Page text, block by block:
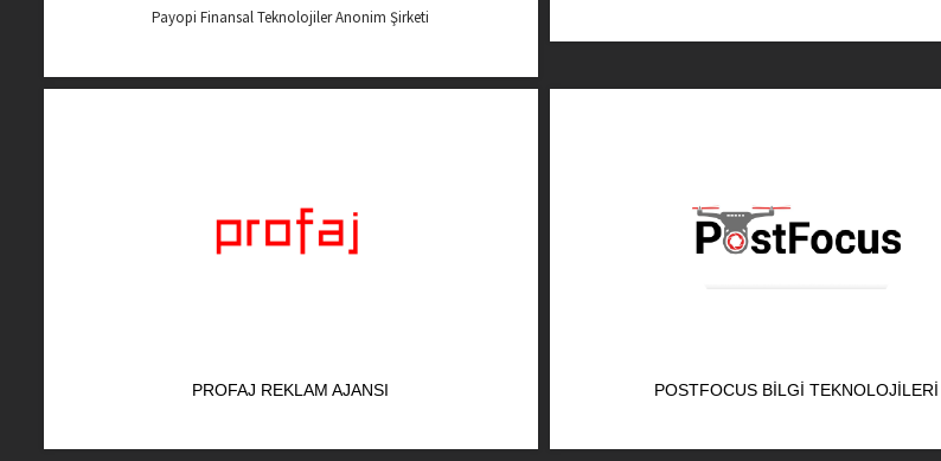
Payopi Finansal Teknolojiler Anonim Şirketi
PROFAJ REKLAM AJANSI POSTFOCUS BILGI TEKNOLOJILERI